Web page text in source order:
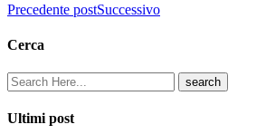
Precedente postSuccessivo
Cerca
Ultimi post